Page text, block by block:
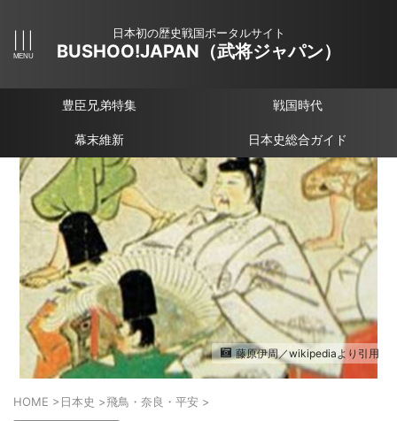
日本初の歴史戦国ポータルサイト
BUSHOO!JAPAN（武将ジャパン）
豊臣兄弟特集 戦国時代
幕末維新 日本史総合ガイド
藤原伊周／wikipediaより引用
HOME >日本史 >飛鳥・奈良・平安 >